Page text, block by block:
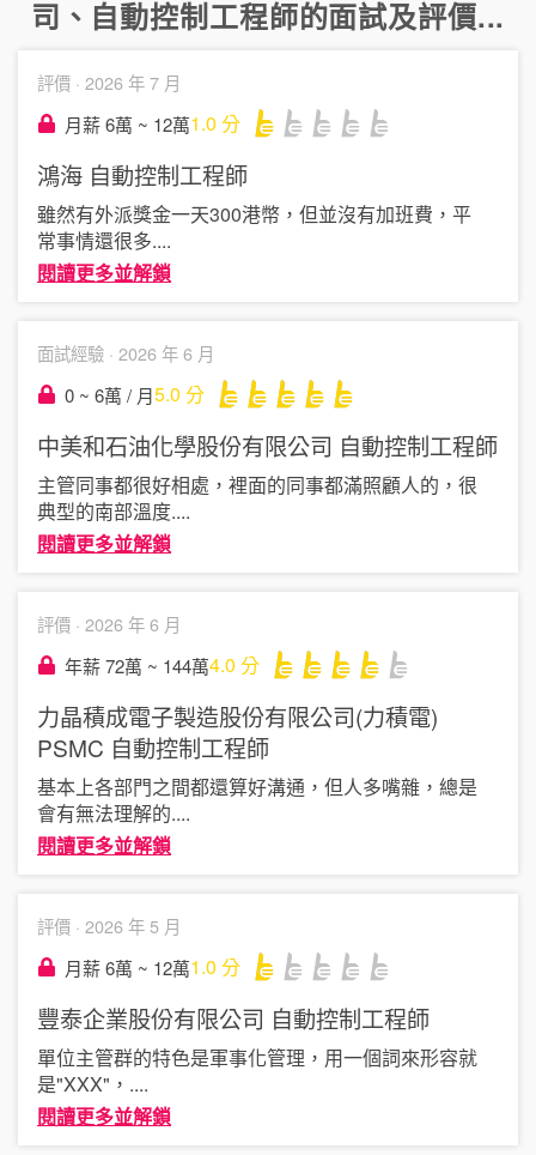
司 、 自動控制工程師的面試及評價...
評價 · 2026 年 7 月
月薪 6萬 ~ 12萬1.0 分
鴻海 自動控制工程師
雖然有外派獎金一天300港幣，但並沒有加班費，平
常事情還很多....
閱讀更多並解鎖
面試經驗 · 2026 年 6 月
0 ~ 6萬 / 月5.0 分
中美和石油化學股份有限公司 自動控制工程師
主管同事都很好相處，裡面的同事都滿照顧人的，很
典型的南部溫度....
閱讀更多並解鎖
評價 · 2026 年 6 月
年薪 72萬 ~ 144萬4.0 分
力晶積成電子製造股份有限公司(力積電)
PSMC 自動控制工程師
基本上各部門之間都還算好溝通，但人多嘴雜，總是
會有無法理解的....
閱讀更多並解鎖
評價 · 2026 年 5 月
月薪 6萬 ~ 12萬1.0 分
豐泰企業股份有限公司 自動控制工程師
單位主管群的特色是軍事化管理，用一個詞來形容就
是"XXX"， ....
閱讀更多並解鎖